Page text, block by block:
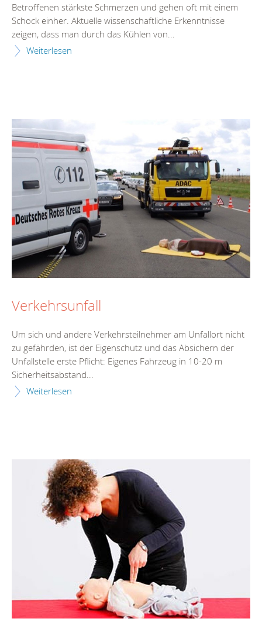
Betroffenen stärkste Schmerzen und gehen oft mit einem
Schock einher. Aktuelle wissenschaftliche Erkenntnisse
zeigen, dass man durch das Kühlen von...
Weiterlesen
Verkehrsunfall
Um sich und andere Verkehrsteilnehmer am Unfallort nicht
zu gefährden, ist der Eigenschutz und das Absichern der
Unfallstelle erste Pflicht: Eigenes Fahrzeug in 10-20 m
Sicherheitsabstand...
Weiterlesen